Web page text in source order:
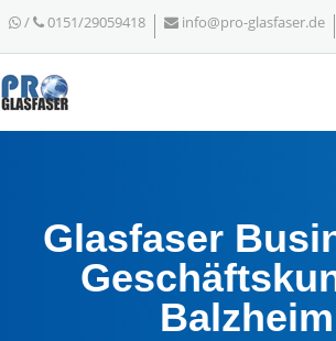
/ 0151/29059418 info@pro-glasfaser.de
Glasfaser
Balzheim